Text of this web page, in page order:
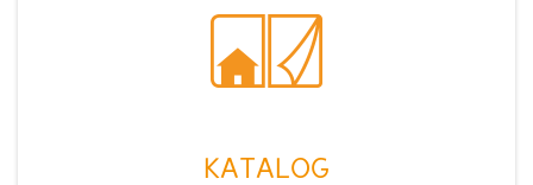
KATALOG